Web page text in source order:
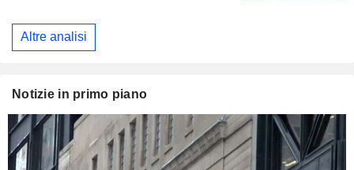
Altre analisi
Notizie in primo piano